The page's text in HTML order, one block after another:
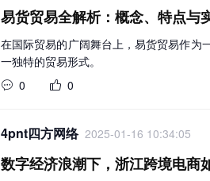
易货贸易全解析：概念、特点与
在国际贸易的广阔舞台上，易货贸易作为
一独特的贸易形式。
0
0
4pnt四方网络 2025-01-16 10:34:05
数字经济浪潮下，浙江跨境电商